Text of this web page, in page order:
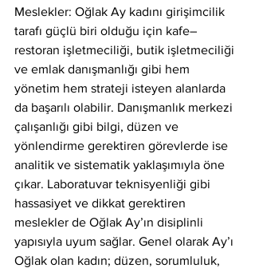
Meslekler: Oğlak Ay kadını girişimcilik
tarafı güçlü biri olduğu için kafe–
restoran işletmeciliği, butik işletmeciliği
ve emlak danışmanlığı gibi hem
yönetim hem strateji isteyen alanlarda
da başarılı olabilir. Danışmanlık merkezi
çalışanlığı gibi bilgi, düzen ve
yönlendirme gerektiren görevlerde ise
analitik ve sistematik yaklaşımıyla öne
çıkar. Laboratuvar teknisyenliği gibi
hassasiyet ve dikkat gerektiren
meslekler de Oğlak Ay’ın disiplinli
yapısıyla uyum sağlar. Genel olarak Ay’ı
Oğlak olan kadın; düzen, sorumluluk,